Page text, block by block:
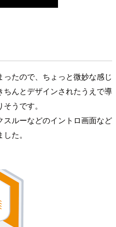
たので、ちょっと微妙な感じ
んとデザインされたうえで導
うです。
ルーなどのイントロ画面など
た。